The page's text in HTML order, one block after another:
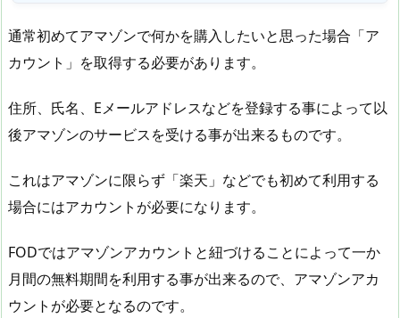
通常初めてアマゾンで何かを購入したいと思った場合「ア
カウント」を取得する必要があります。
住所、氏名、Eメールアドレスなどを登録する事によって以
後アマゾンのサービスを受ける事が出来るものです。
これはアマゾンに限らず「楽天」などでも初めて利用する
場合にはアカウントが必要になります。
FODではアマゾンアカウントと紐づけることによって一か
月間の無料期間を利用する事が出来るので、アマゾンアカ
ウントが必要となるのです。